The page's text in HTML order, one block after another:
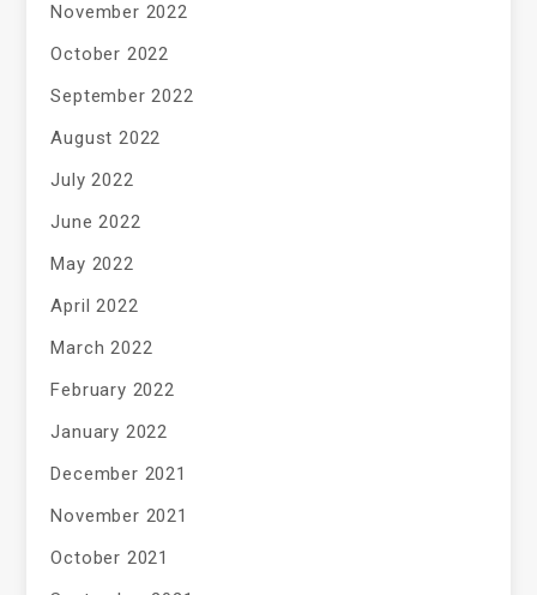
November 2022
October 2022
September 2022
August 2022
July 2022
June 2022
May 2022
April 2022
March 2022
February 2022
January 2022
December 2021
November 2021
October 2021